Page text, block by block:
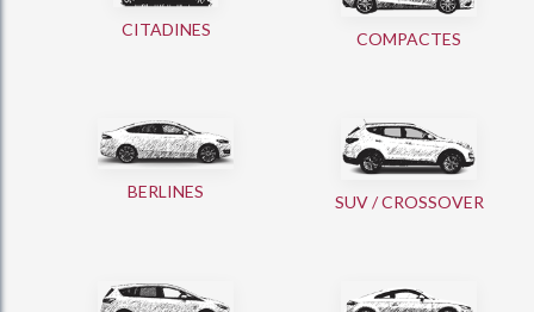
CITADINES COMPACTES
BERLINES
SUV / CROSSOVER